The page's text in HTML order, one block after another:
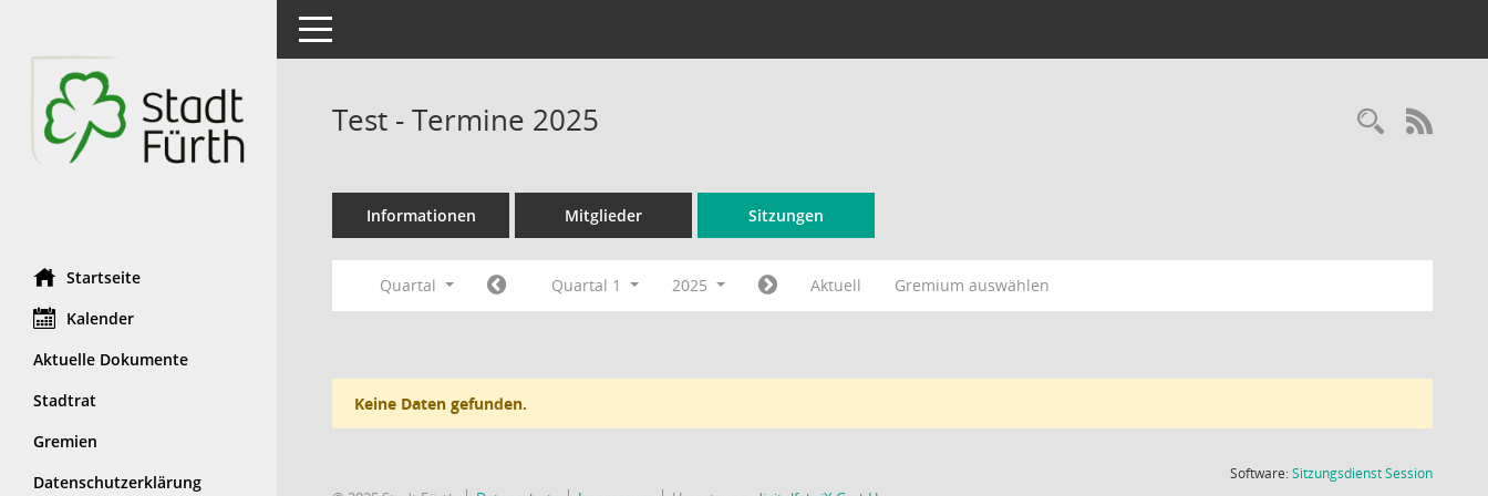
Startseite
Kalender
Aktuelle Dokumente
Stadtrat
Gremien
Datenschutzerklärung
Toggle navigation
Test - Termine 2025
Informationen Mitglieder Sitzungen
Quartal Quartal 1 2025 Aktuell Gremium auswählen
Keine Daten gefunden.
Software:SitzungsdienstSession(Wird in